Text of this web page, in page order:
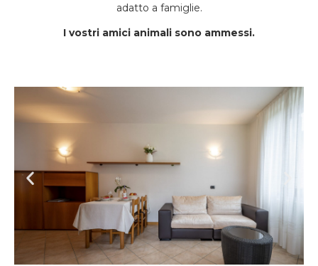
adatto a famiglie.
I vostri amici animali sono ammessi.